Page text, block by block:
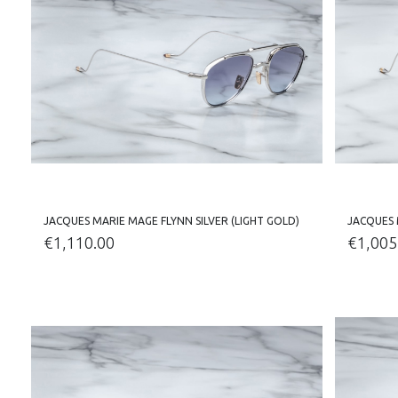
JACQUES MARIE MAGE FLYNN SILVER (LIGHT GOLD)
€1,110.00
JACQUES
€